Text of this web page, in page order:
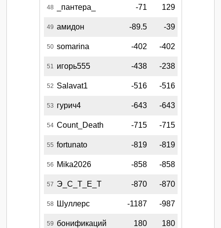
48 _пантера_ -71 129
49 амидон -89.5 -39
50 somarina -402 -402
51 игорь555 -438 -238
52 Salavat1 -516 -516
53 гурич4 -643 -643
54 Count_Death -715 -715
55 fortunato -819 -819
56 Mika2026 -858 -858
57 Э_С_Т_Е_Т -870 -870
58 Шуллерс -1187 -987
59 бонификаций 180 180